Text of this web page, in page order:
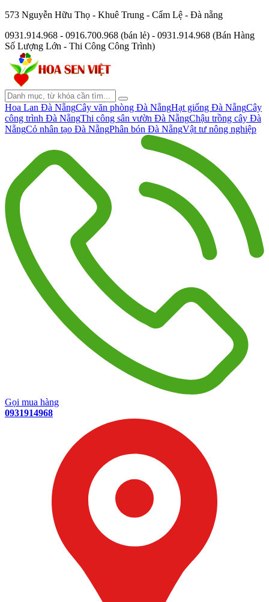
573 Nguyễn Hữu Thọ - Khuê Trung - Cẩm Lệ - Đà nẵng
0931.914.968 - 0916.700.968 (bán lẻ) - 0931.914.968 (Bán Hàng
Số Lượng Lớn - Thi Công Công Trình)
Hoa Lan Đà NẵngCây văn phòng Đà NẵngHạt giống Đà NẵngCây
công trình Đà NẵngThi công sân vườn Đà NẵngChậu trồng cây Đà
NẵngCỏ nhân tạo Đà NẵngPhân bón Đà NẵngVật tư nông nghiệp
Gọi mua hàng
0931914968